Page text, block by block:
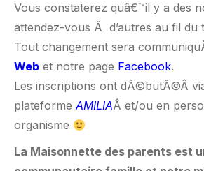
Vous constaterez quâ€™il y a des
attendez-vous Ã d’autres au fil du
Tout changement sera
Web et notre page Facebook.
Les inscriptions ont dÃ©butÃ©Â
plateformeAMILIAÂ et/ou en
organisme
La Maisonnette des parents est